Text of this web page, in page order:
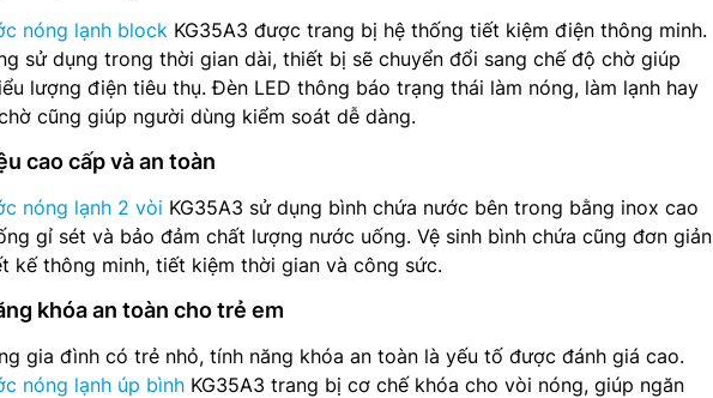
nóng lạnh block KG35A3 được trang bị hệ thống tiết kiệm điện thông minh.
sử dụng trong thời gian dài, thiết bị sẽ chuyển đổi sang chế độ chờ giúp
lượng điện tiêu thụ. Đèn LED thông báo trạng thái làm nóng, làm lạnh hay
cũng giúp người dùng kiểm soát dễ dàng.
cao cấp và an toàn
nóng lạnh 2 vòi KG35A3 sử dụng bình chứa nước bên trong bằng inox cao
gỉ sét và bảo đảm chất lượng nước uống. Vệ sinh bình chứa cũng đơn giản
kế thông minh, tiết kiệm thời gian và công sức.
khóa an toàn cho trẻ em
gia đình có trẻ nhỏ, tính năng khóa an toàn là yếu tố được đánh giá cao.
nóng lạnh úp bình KG35A3 trang bị cơ chế khóa cho vòi nóng, giúp ngăn